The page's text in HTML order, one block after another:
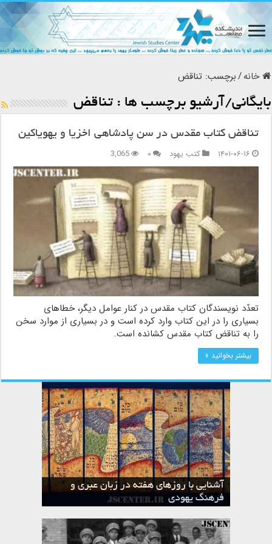
خانه/برچسب:تناقض
بایگانی/آرشیو برچسب ها :تناقض
تناقض کتاب مقدس در سن پادشاهی اخزیا و یهویاکین
۱۴۰۱-۰۶-۱۶
کتب یهود ۰ 3,065
تعدّد نویسندگان کتاب مقدس در کنار عوامل دیگر، خطاهای
بسیاری را در این کتاب وارد کرده است و در بسیاری از موارد سخن
را به تناقض کتاب مقدس کشانده است.
بیشتر بخوانید »
آشنایی با روزهای هفته در زبان عبری و
فرهنگ یهودی
ماه نیسان در تقویم عبری و میراث یهود
تقویم عبری
ماه شواط در تقویم عبری و میراث یهود
ماه طوت در تقویم عبری و میراث یهود
ماه حشوان در تقویم عبری و میراث یهود
ماه تیشری در تقویم عبری و میراث یهود
ماه الول در تقویم عبری و میراث یهود